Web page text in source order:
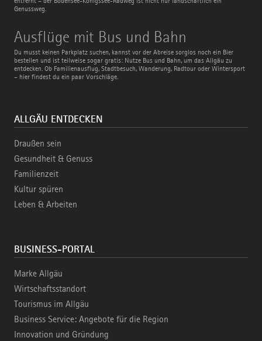
Genussweg.
Ausflüge mit Bus und Bahn
Du musst keinen Parkplatz suchen, kannst vor der Abreise sorglos noch ein Bier
bestellen und ist teilweise sogar gratis: Nutze Bus und Bahn, um das Allgäu zu
entdecken. Ob Familienausflug, Stadtbesuch, Wanderung, Radtour oder Wintersport
– hier findest du ein paar Vorschläge.
Ausflüge
mit
Bus
und
Bahn
ALLGÄU ENTDECKEN
Draußen sein
Gesundheit & Genuss
Familienzeit
Kultur spüren
Leben & Arbeiten
BUSINESS-PORTAL
Marke Allgäu
Wirtschaftsstandort
Tourismus im Allgäu
Business Service: Angebote für die Region
Innovation und Gründung